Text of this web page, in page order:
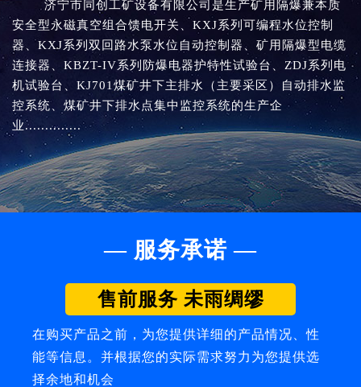
济宁市同创工矿设备有限公司是生产矿用隔爆兼本质
安全型永磁真空组合馈电开关、KXJ系列可编程水位控制
器、KXJ系列双回路水泵水位自动控制器、矿用隔爆型电缆
连接器、KBZT-IV系列防爆电器护特性试验台、ZDJ系列电
机试验台、KJ701煤矿井下主排水（主要采区）自动排水监
控系统、煤矿井下排水点集中监控系统的生产企
业..............
— 服务承诺 —
售前服务 未雨绸缪
在购买产品之前，为您提供详细的产品情况、性
能等信息。并根据您的实际需求努力为您提供选
择余地和机会